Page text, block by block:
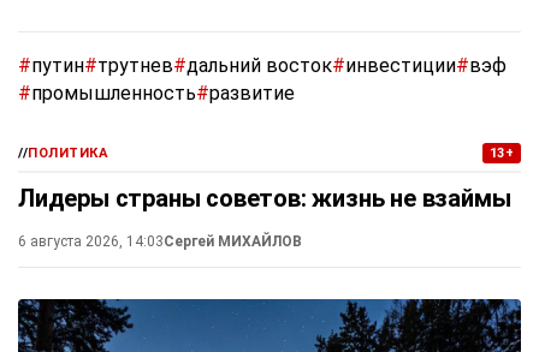
#путин#трутнев#дальний восток#инвестиции#вэф
#промышленность#развитие
//ПОЛИТИКА 13+
Лидеры страны советов: жизнь не взаймы
6 августа 2026, 14:03Сергей МИХАЙЛОВ